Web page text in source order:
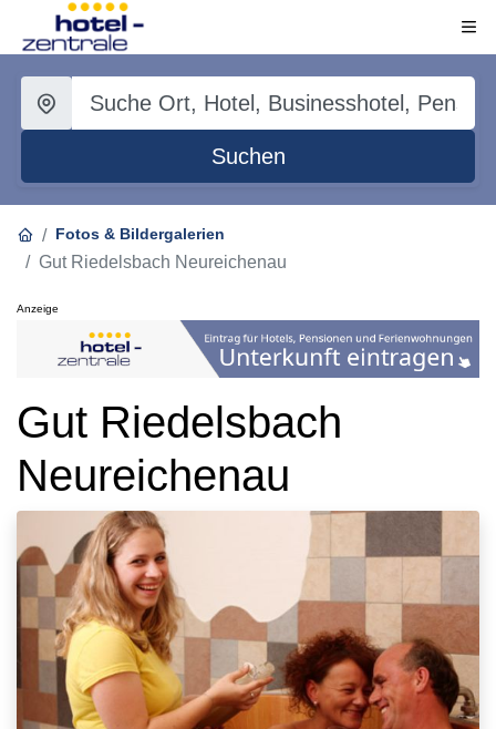
Suchen
Fotos & Bildergalerien
Gut Riedelsbach Neureichenau
Anzeige
Gut Riedelsbach
Neureichenau